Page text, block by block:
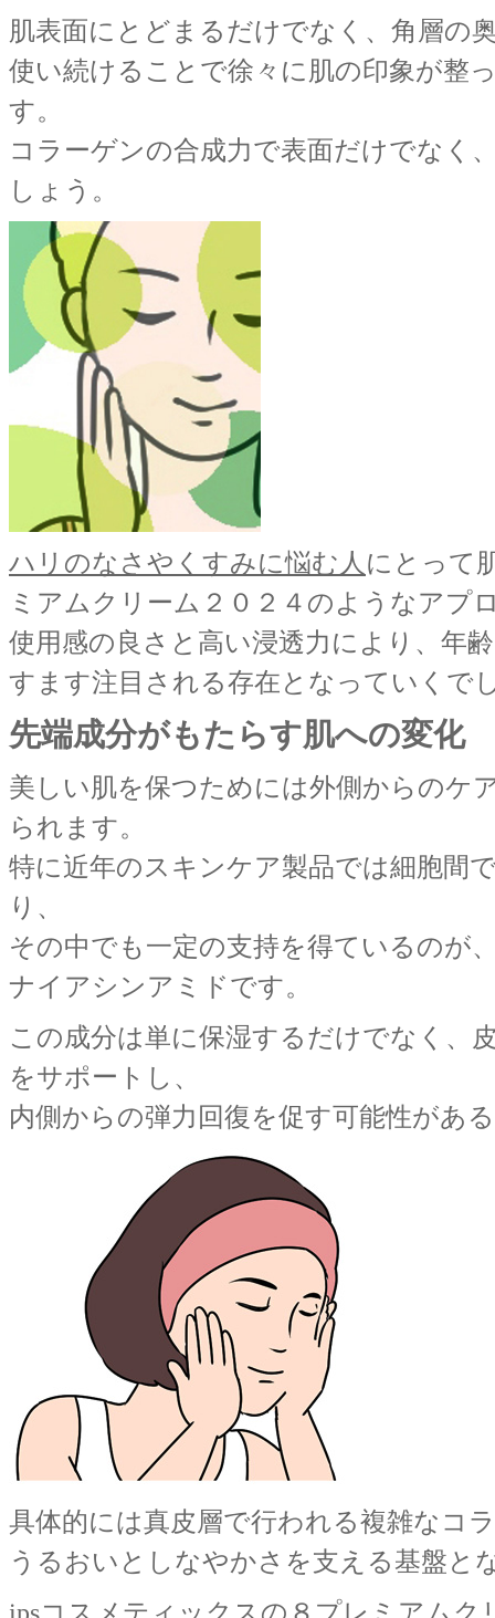
肌表面にとどまるだけでなく、角層の
使い続けることで徐々に肌の印象が整
す。
コラーゲンの合成力で表面だけでなく
しょう。
ハリのなさやくすみに悩む人 にとって
ミアムクリーム２０２４のようなアプ
使用感の良さと高い浸透力により、年
すます注目される存在となっていくで
先端成分がもたらす肌への変化
美しい肌を保つためには外側からのケ
られます。
特に近年のスキンケア製品では細胞間
り、
その中でも一定の支持を得ているのが
ナイアシンアミドです。
この成分は単に保湿するだけでなく、
をサポートし、
内側からの弾力回復を促す可能性があ
具体的には真皮層で行われる複雑なコ
うるおいとしなやかさを支える基盤と